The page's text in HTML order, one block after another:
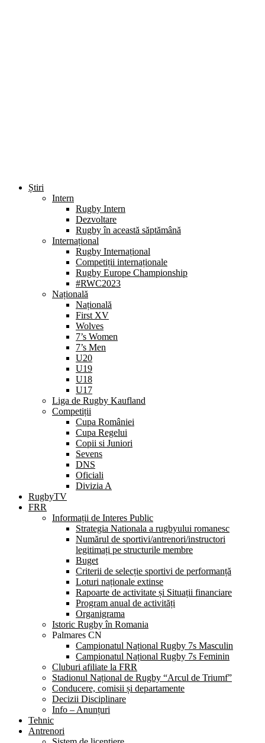
Știri
Intern
Rugby Intern
Dezvoltare
Rugby în această săptămână
Internațional
Rugby Internațional
Competiții internaționale
Rugby Europe Championship
#RWC2023
Națională
Națională
First XV
Wolves
7’s Women
7’s Men
U20
U19
U18
U17
Liga de Rugby Kaufland
Competiții
Cupa României
Cupa Regelui
Copii si Juniori
Sevens
DNS
Oficiali
Divizia A
RugbyTV
FRR
Informații de Interes Public
Strategia Nationala a rugbyului romanesc
Numărul de sportivi/antrenori/instructori
legitimați pe structurile membre
Buget
Criterii de selecție sportivi de performanță
Loturi naționale extinse
Rapoarte de activitate și Situații financiare
Program anual de activități
Organigrama
Istoric Rugby în Romania
Palmares CN
Campionatul Național Rugby 7s Masculin
Campionatul Național Rugby 7s Feminin
Cluburi afiliate la FRR
Stadionul Național de Rugby “Arcul de Triumf”
Conducere, comisii și departamente
Decizii Disciplinare
Info – Anunțuri
Tehnic
Antrenori